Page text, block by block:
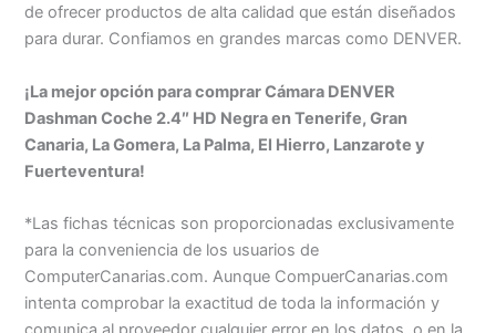
de ofrecer productos de alta calidad que están diseñados
para durar. Confiamos en grandes marcas como DENVER.
¡La mejor opción para comprar Cámara DENVER
Dashman Coche 2.4″ HD Negra en Tenerife, Gran
Canaria, La Gomera, La Palma, El Hierro, Lanzarote y
Fuerteventura!
*Las fichas técnicas son proporcionadas exclusivamente
para la conveniencia de los usuarios de
ComputerCanarias.com. Aunque CompuerCanarias.com
intenta comprobar la exactitud de toda la información y